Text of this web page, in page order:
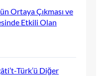
Ortaya Çıkması ve
Etkili Olan
Türk’ü Diğer